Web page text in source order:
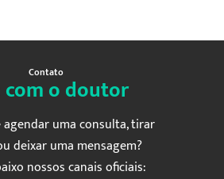
Contato
com o doutor
uma consulta, tirar
deixar uma mensagem?
nossos canais oficiais: